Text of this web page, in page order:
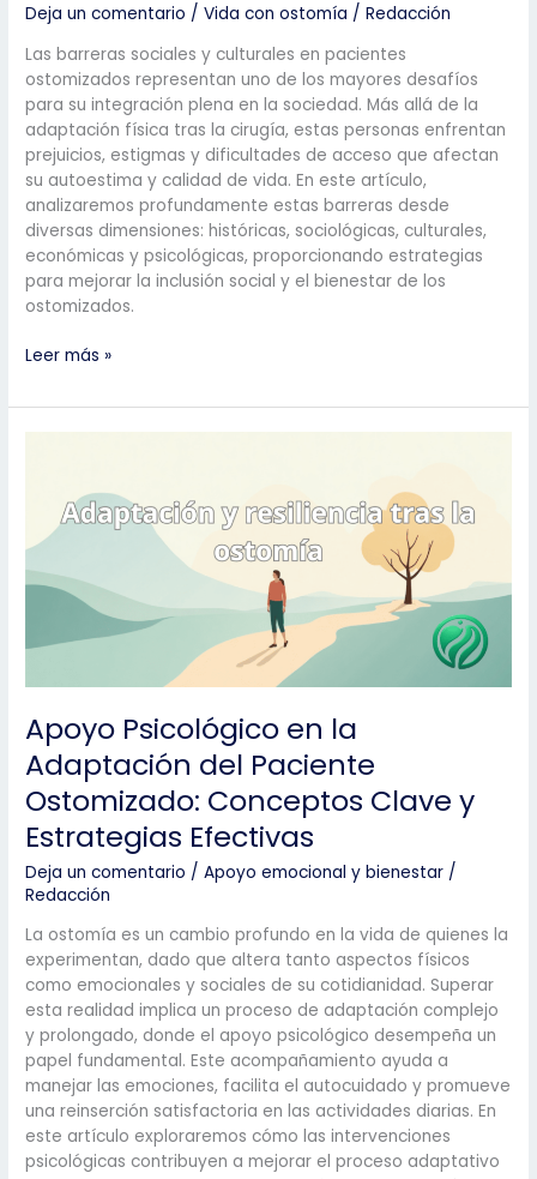
Deja un comentario /Vida con ostomía /Redacción
Las barreras sociales y culturales en pacientes
ostomizados representan uno de los mayores desafíos
para su integración plena en la sociedad. Más allá de la
adaptación física tras la cirugía, estas personas enfrentan
prejuicios, estigmas y dificultades de acceso que afectan
su autoestima y calidad de vida. En este artículo,
analizaremos profundamente estas barreras desde
diversas dimensiones: históricas, sociológicas, culturales,
económicas y psicológicas, proporcionando estrategias
para mejorar la inclusión social y el bienestar de los
ostomizados.
Barreras
y
Culturales
Ostomizados:
Análisis
Completo
para
Mejorar
Calidad
de
Leer más »
Apoyo Psicológico en la
Adaptación del Paciente
Ostomizado: Conceptos Clave y
Estrategias Efectivas
Deja un comentario /Apoyo emocional y bienestar /
Redacción
La ostomía es un cambio profundo en la vida de quienes la
experimentan, dado que altera tanto aspectos físicos
como emocionales y sociales de su cotidianidad. Superar
esta realidad implica un proceso de adaptación complejo
y prolongado, donde el apoyo psicológico desempeña un
papel fundamental. Este acompañamiento ayuda a
manejar las emociones, facilita el autocuidado y promueve
una reinserción satisfactoria en las actividades diarias. En
este artículo exploraremos cómo las intervenciones
psicológicas contribuyen a mejorar el proceso adaptativo